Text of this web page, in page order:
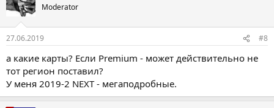
Moderator
27.06.2019 #8
а какие карты? Если Premium - может действительно не
тот регион поставил?
У меня 2019-2 NEXT - мегаподробные.